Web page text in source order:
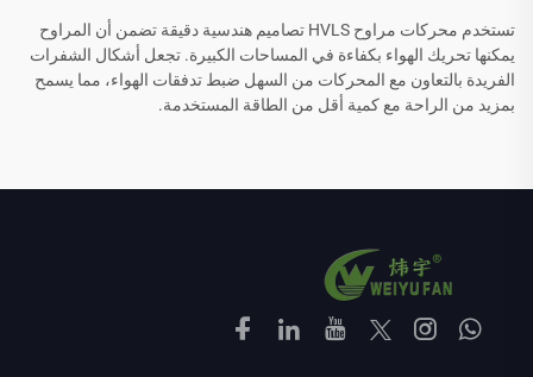
تستخدم محركات مراوح HVLS تصاميم هندسية دقيقة تضمن أن المراوح
يمكنها تحريك الهواء بكفاءة في المساحات الكبيرة. تجعل أشكال الشفرات
الفريدة بالتعاون مع المحركات من السهل ضبط تدفقات الهواء، مما يسمح
بمزيد من الراحة مع كمية أقل من الطاقة المستخدمة.